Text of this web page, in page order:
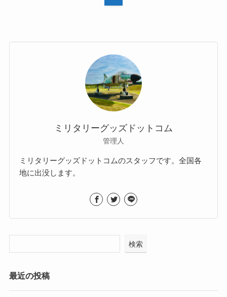
ミリタリーグッズドットコム
管理人
ミリタリーグッズドットコムのスタッフです。全国各
地に出没します。
検索
最近の投稿